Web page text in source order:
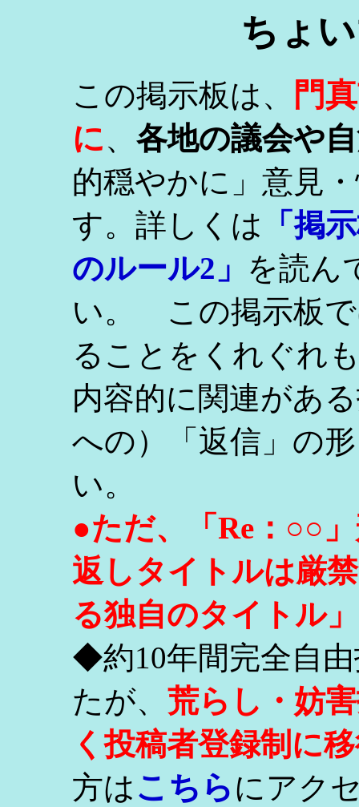
ちょ
この掲示板は、
門
に、 各地の議会や
的穏やかに」意見
す。詳しくは
「掲
のルール2」 を読ん
い。 この掲示板で
ることをくれぐれ
内容的に関連があ
への）「返信」の
い。
●ただ、「Re：○○
返しタイトルは厳
る独自のタイトル
◆約10年間完全自
たが、 荒らし・妨
く投稿者登録制に
方はこちらにアク